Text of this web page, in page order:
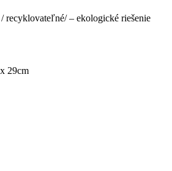
recyklovateľné/ – ekologické riešenie
29cm